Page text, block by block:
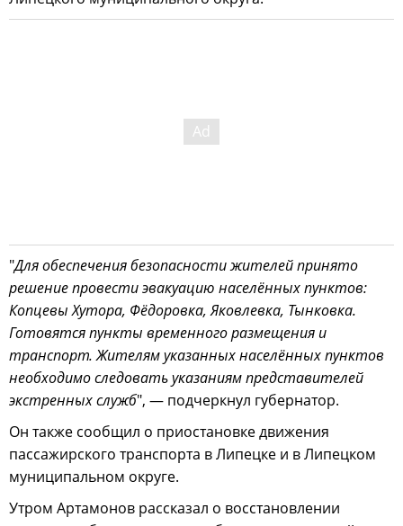
"Для обеспечения безопасности жителей принято
решение провести эвакуацию населённых пунктов:
Копцевы Хутора, Фёдоровка, Яковлевка, Тынковка.
Готовятся пункты временного размещения и
транспорт. Жителям указанных населённых пунктов
необходимо следовать указаниям представителей
экстренных служб", — подчеркнул губернатор.
Он также сообщил о приостановке движения
пассажирского транспорта в Липецке и в Липецком
муниципальном округе.
Утром Артамонов рассказал о восстановлении